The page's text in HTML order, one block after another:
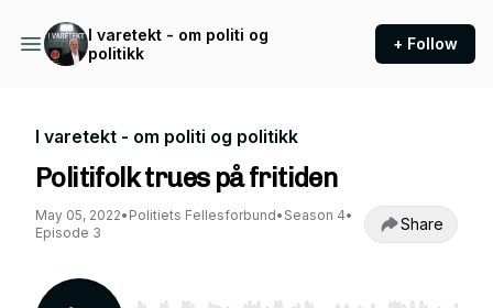
I varetekt - om politi og
politikk
+ Follow
I varetekt - om politi og politikk
Politifolk trues på fritiden
May 05, 2022• Politiets Fellesforbund• Season 4•
Episode 3
Share